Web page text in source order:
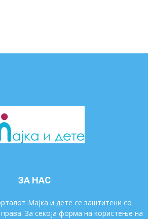
ЗА НАС
Мајка и дете се заштитени со
За секоја форма на користење на